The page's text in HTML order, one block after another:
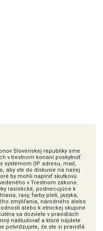
Slovenskej republiky sme
v trestnom konaní poskytnúť
systémom (IP adresu, mail,
aby ste do diskusie na našej
by mohli naplniť skutkovú
v Trestnom zákone.
rasistické, podnecujúce k
rasy, farby pleti, jazyka,
zmýšľania, národného alebo
alebo k etnickej skupine
sa dozviete v pravidlách
naštudovať a ktoré nájdete
potvrdzujete, že ste si pravidlá